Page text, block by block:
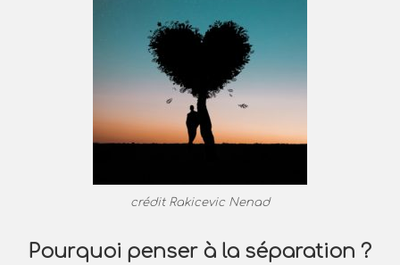
crédit Rakicevic Nenad
Pourquoi penser à la séparation ?